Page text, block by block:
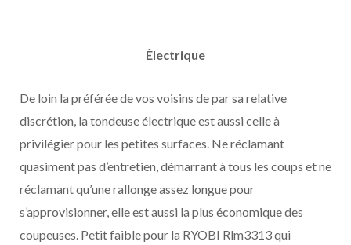
Électrique
De loin la préférée de vos voisins de par sa relative
discrétion, la tondeuse électrique est aussi celle à
privilégier pour les petites surfaces. Ne réclamant
quasiment pas d’entretien, démarrant à tous les coups et ne
réclamant qu’une rallonge assez longue pour
s’approvisionner, elle est aussi la plus économique des
coupeuses. Petit faible pour la RYOBI Rlm3313 qui